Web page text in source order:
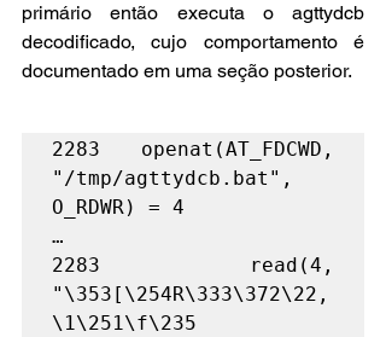
primário então executa o agttydcb
decodificado, cujo comportamento é
documentado em uma seção posterior.
2283  openat(AT_FDCWD,
"/tmp/agttydcb.bat",
O_RDWR) = 4
…
2283  read(4,
"\353[\254R\333\372\22,
\1\251\f\235